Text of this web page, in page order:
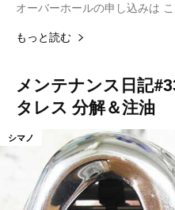
オーバーホールの申し込みは
もっと読む
メンテナンス日記
タレス 分解＆注油
シマノ